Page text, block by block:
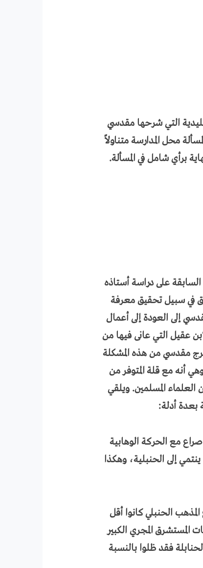
التي شرحها مقدسي
محل المدارسة متناولاً
برأي شامل في المسألة.
على دراسة أستاذه
في سبيل تحقيق معرفة
إلى العودة إلى أعمال
عقيل التي عانى فيها من
مقدسي من هذه المشكلة
أنه مع قلة المتوفر من
المسلمين. ويلقي
أدلة:
مع الحركة الوهابية
إلى الحنبلية، وهكذا
الحنبلي كانوا أقل
المستشرق المجري الكبير
فقد ظلوا بالنسبة